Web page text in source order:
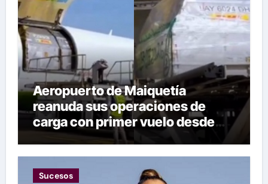
Aeropuerto de Maiquetía
reanuda sus operaciones de
carga con primer vuelo desde
Panamá
Sucesos